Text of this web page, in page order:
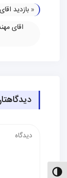
حالت کنتراست بالا
« بازدید